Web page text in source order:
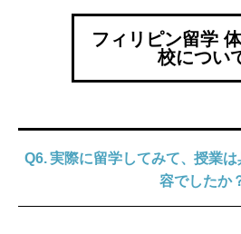
フィリピン留学
校につい
Q6. 実際に留学してみて、授業
容でしたか